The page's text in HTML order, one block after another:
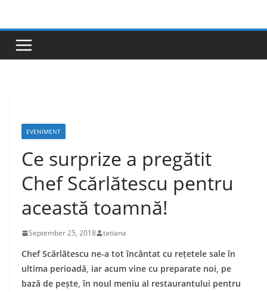
content
EVENIMENT
Ce surprize a pregătit
Chef Scărlătescu pentru
această toamnă!
September 25, 2018 tatiana
Chef Scărlătescu ne-a tot încântat cu rețetele sale în
ultima perioadă, iar acum vine cu preparate noi, pe
bază de pește, în noul meniu al restaurantului pentru